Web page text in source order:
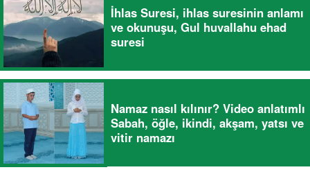
İhlas Suresi, ihlas suresinin anlamı
ve okunuşu, Gul huvallahu ehad
suresi
Namaz nasıl kılınır? Video anlatımlı
Sabah, öğle, ikindi, akşam, yatsı ve
vitir namazı